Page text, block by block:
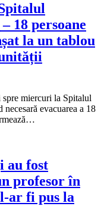
18 persoane
la un tablou
miercuri la Spitalul
evacuarea a 18
au fost
profesor în
ar fi pus la